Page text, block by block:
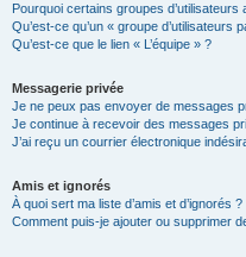
Pourquoi certains groupes
Qu’est-ce qu’un « groupe d’utilisateurs
Qu’est-ce que le lien « L’équipe » ?
Messagerie privée
Je ne peux pas envoyer de messages
Je continue à recevoir des messages
J’ai reçu un courrier électronique
Amis et ignorés
À quoi sert ma liste d’amis et d’ignorés ?
Comment puis-je ajouter ou supprimer